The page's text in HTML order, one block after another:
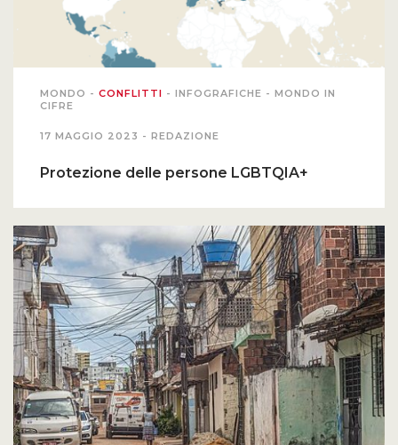
MONDO - CONFLITTI - INFOGRAFICHE - MONDO IN
CIFRE
17 MAGGIO 2023 - REDAZIONE
Protezione delle persone LGBTQIA+